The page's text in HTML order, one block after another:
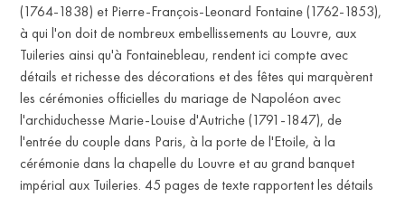
(1764-1838) et Pierre-François-Leonard Fontaine (1762-1853),
à qui l'on doit de nombreux embellissements au Louvre, aux
Tuileries ainsi qu'à Fontainebleau, rendent ici compte avec
détails et richesse des décorations et des fêtes qui marquèrent
les cérémonies officielles du mariage de Napoléon avec
l'archiduchesse Marie-Louise d'Autriche (1791-1847), de
l'entrée du couple dans Paris, à la porte de l'Etoile, à la
cérémonie dans la chapelle du Louvre et au grand banquet
impérial aux Tuileries. 45 pages de texte rapportent les détails